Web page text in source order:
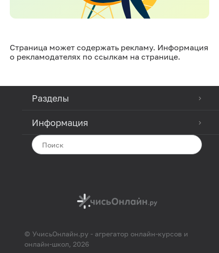
Страница может содержать рекламу. Информация
о рекламодателях по ссылкам на странице.
Разделы
Информация
© УчисьОнлайн.ру - агрегатор онлайн-курсов и
онлайн-школ, 2026